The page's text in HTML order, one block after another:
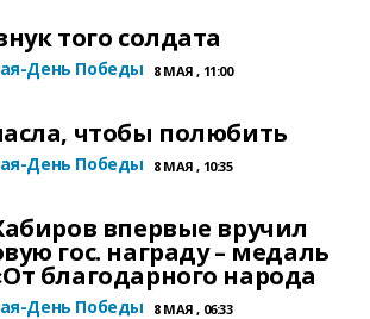
того солдата
День Победы 8 МАЯ , 11:00
чтобы полюбить
День Победы 8 МАЯ , 10:35
впервые вручил
гос. награду – медаль
благодарного народа
День Победы 8 МАЯ , 06:33